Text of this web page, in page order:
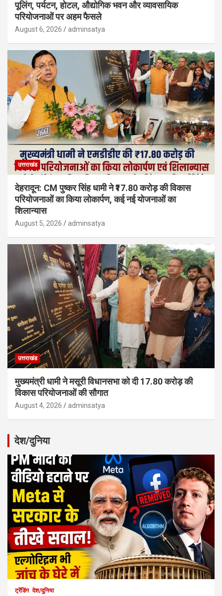
पूलिंग, पर्यटन, होटल, औद्योगिक भवन और व्यावसायिक
परियोजनाओं पर अहम फैसले
August 6, 2026 adminsatya
उत्तराखंड
देहरादून: CM पुष्कर सिंह धामी ने ₹17.80 करोड़ की विकास
परियोजनाओं का किया लोकार्पण, कई नई योजनाओं का
शिलान्यास
August 5, 2026 adminsatya
उत्तराखंड
मुख्यमंत्री धामी ने मसूरी विधानसभा को दी 17.80 करोड़ की
विकास परियोजनाओं की सौगात
August 4, 2026 adminsatya
देश/दुनिया
ट्रेंडिंग देश/दुनिया